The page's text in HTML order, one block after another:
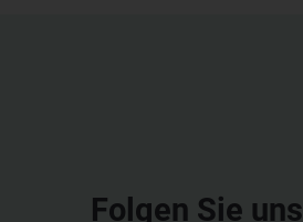
Folgen Sie uns